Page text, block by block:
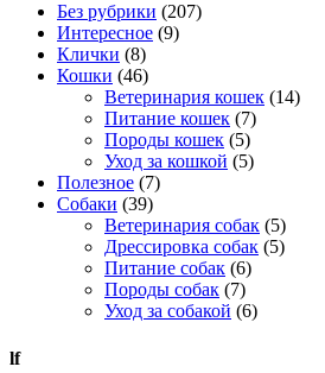
Без рубрики (207)
Интересное (9)
Клички (8)
Кошки (46)
Ветеринария кошек (14)
Питание кошек (7)
Породы кошек (5)
Уход за кошкой (5)
Полезное (7)
Собаки (39)
Ветеринария собак (5)
Дрессировка собак (5)
Питание собак (6)
Породы собак (7)
Уход за собакой (6)
lf